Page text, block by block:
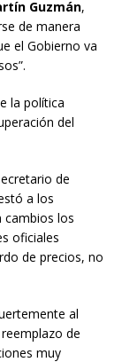
Guzmán,
de manera
el Gobierno va
la política
del
de
a los
cambios los
oficiales
de precios, no
al
de
muy